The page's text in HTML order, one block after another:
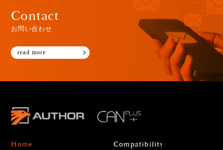
Contact
お問い合わせ
read more
Home
Compatibility